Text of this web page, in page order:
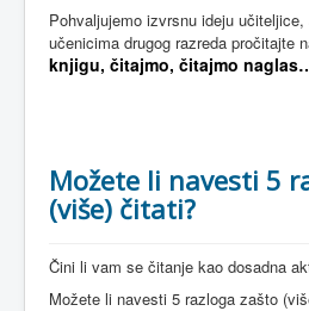
Pohvaljujemo izvrsnu ideju
učenicima drugog razreda pročitajte
knjigu, čitajmo, čitajmo
Možete li navesti 5
(više) čitati?
Čini li vam se čitanje kao dosadna
Možete li navesti 5 razloga zašto